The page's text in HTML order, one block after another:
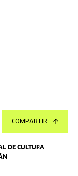
COMPARTIR
DE CULTURA